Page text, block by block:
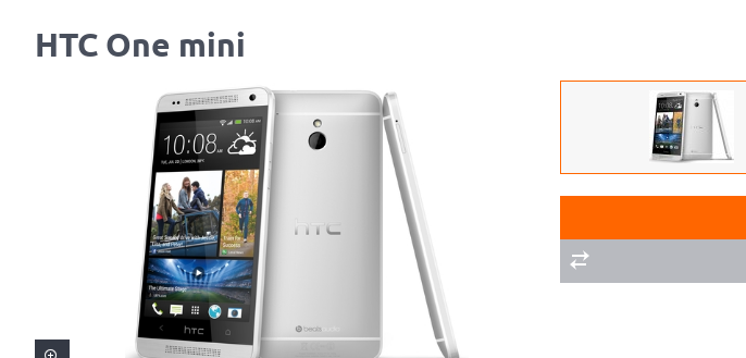
HTC One mini